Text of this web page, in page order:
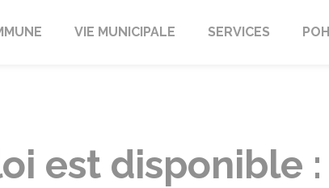
VIE MUNICIPALE SERVICES
est disponible :